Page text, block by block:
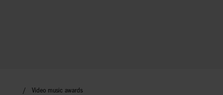
Video music awards